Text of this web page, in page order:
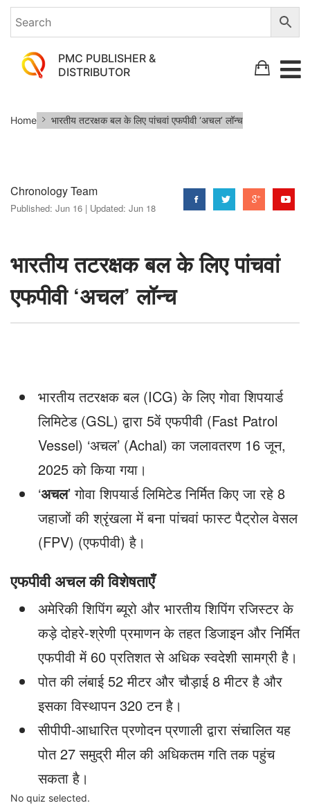
PMC PUBLISHER &
DISTRIBUTOR
भारतीय
तटरक्षक
लिए
पांचवां
‘अचल’
लॉन्च
Home भारतीय तटरक्षक बल के लिए पांचवां एफपीवी ‘अचल’ लॉन्च
Chronology Team
Published: Jun 16 | Updated: Jun 18
भारतीय तटरक्षक बल के लिए पांचवां
एफपीवी ‘अचल’ लॉन्च
भारतीय तटरक्षक बल (ICG) के लिए गोवा शिपयार्ड
लिमिटेड (GSL) द्वारा 5वें एफपीवी (Fast Patrol
Vessel) ‘अचल’ (Achal) का जलावतरण 16 जून,
2025 को किया गया।
‘अचल’ गोवा शिपयार्ड लिमिटेड निर्मित किए जा रहे 8
जहाजों की श्रृंखला में बना पांचवां फास्ट पैट्रोल वेसल
(FPV) (एफपीवी) है।
एफपीवी अचल की विशेषताएँ
अमेरिकी शिपिंग ब्यूरो और भारतीय शिपिंग रजिस्टर के
कड़े दोहरे-श्रेणी प्रमाणन के तहत डिजाइन और निर्मित
एफपीवी में 60 प्रतिशत से अधिक स्वदेशी सामग्री है।
पोत की लंबाई 52 मीटर और चौड़ाई 8 मीटर है और
इसका विस्थापन 320 टन है।
सीपीपी-आधारित प्रणोदन प्रणाली द्वारा संचालित यह
पोत 27 समुद्री मील की अधिकतम गति तक पहुंच
सकता है।
No quiz selected.